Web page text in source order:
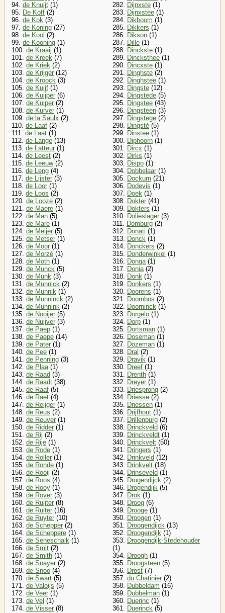
94. de Knuijt (1)
95. De Koff (2)
96. de Kok (3)
97. de Koning (27)
98. de Kool (2)
99. de Kooning (1)
100. de Kraaij (1)
101. de Kreek (7)
102. de Kriek (2)
103. de Krijger (12)
104. de Kroock (3)
105. de Kuijf (1)
106. de Kuijper (6)
107. de Kuiper (2)
108. de Kurver (1)
109. de la Saulx (2)
110. de Laaf (2)
111. de Laat (1)
112. de Lange (13)
113. de Latteur (1)
114. de Leest (2)
115. de Leeuw(2)
116. de Leng (4)
117. de Lijster (3)
118. de Loor (1)
119. de Loos (2)
120. de Looze (2)
121. de Maere (1)
122. de Man (5)
123. de Mare (1)
124. de Meijer (5)
125. de Metser (1)
126. de Moor (1)
127. de Morzé (1)
128. de Moth (1)
129. de Munck (5)
130. de Munk (3)
131. de Munnick (2)
132. de Munnik (1)
133. de Munninck (2)
134. de Munnink (2)
135. de Nooijer (5)
136. de Nuijver (3)
137. de Paep (1)
138. de Paepe (14)
139. de Pater (1)
140. de Pee (1)
141. de Penning (3)
142. de Plaa(1)
143. de Raad (3)
144. de Raadt (38)
145. de Raaf (5)
146. de Raet (4)
147. de Reijger (1)
148. de Reus (2)
149. de Reuver (1)
150. de Ridder (1)
151. de Rij (2)
152. de Rije (1)
153. de Rode (1)
154. de Roller (1)
155. de Ronde (1)
156. de Rooij (2)
157. de Roos (4)
158. de Rooy (1)
159. de Rover (3)
160. de Ruijter (8)
161. de Ruiter (16)
162. de Ruyter (10)
163. de Schepper (2)
164. de Scheppere (1)
165. de Seneschalk (1)
166. de Smit (2)
167. de Smith (1)
168. de Snayer (2)
169. de Snoo (4)
170. de Swart (5)
171. de Valoijs (5)
172. de Veer (1)
173. de Vel (1)
174. de Visser (8)
282. Dijnxste (1)
283. Dijnxstee (1)
284. Dikboom (1)
285. Dikkers (1)
286. Dikson (1)
287. Dille (1)
288. Dinckste (1)
289. Dincksthee (1)
290. Dincxste (1)
291. Dinghste (2)
292. Dinghstee (1)
293. Dingste (12)
294. Dingstede (5)
295. Dingstee (43)
296. Dingsteen (3)
297. Dingstege (2)
298. Dingsté (5)
299. Dinstee (1)
300. Diphoorn (1)
301. Dircx (1)
302. Dirks (1)
303. Dispo (1)
304. Dobbelaar (1)
305. Dockum (21)
306. Dodevis (1)
307. Doek (1)
308. Dokter (41)
309. Dokters (1)
310. Dolieslager (3)
311. Domburg (2)
312. Donati (1)
313. Donck (1)
314. Donckers (2)
315. Donderwinkel (1)
316. Donga(1)
317. Donia(2)
318. Donk (1)
319. Donkers (1)
320. Doorens (1)
321. Doornbos (2)
322. Doorninck (1)
323. Dorgelo (1)
324. Dorp (1)
325. Dortsman (1)
326. Doseman (1)
327. Dozeman (1)
328. Dral (2)
329. Dravik (1)
330. Dreef (1)
331. Drenth (1)
332. Dreyer (1)
333. Driesprong (2)
334. Driesse (2)
335. Driessen (1)
336. Drijfhout (1)
337. Drillenburg (2)
338. Drinckveld (6)
339. Drinckveldt (1)
340. Drinckvelt (50)
341. Dringers (1)
342. Drinkveld (12)
343. Drinkvelt (18)
344. Drinseveld (1)
345. Drogendijck (2)
346. Drogendijk (5)
347. Drok (1)
348. Droog (6)
349. Drooge (1)
350. Droogen (1)
351. Droogendijck (13)
352. Droogendijk (1)
353. Droogendijk-Stedehouder
(1)
354. Droogh (1)
355. Droogsteen (5)
356. Drost (7)
357. du Chatinier (2)
358. Dubbeldam (16)
359. Dubbelman (1)
360. Duerinc (1)
361. Duerinck (5)